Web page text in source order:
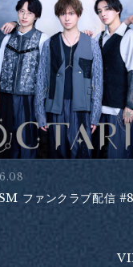
ファンクラブ配信 #8